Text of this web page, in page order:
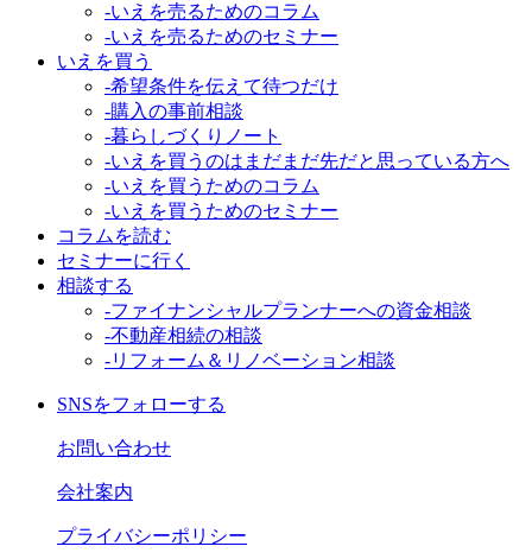
-いえを売るためのコラム
-いえを売るためのセミナー
いえを買う
-希望条件を伝えて待つだけ
-購入の事前相談
-暮らしづくりノート
-いえを買うのはまだまだ先だと思っている方へ
-いえを買うためのコラム
-いえを買うためのセミナー
コラムを読む
セミナーに行く
相談する
-ファイナンシャルプランナーへの資金相談
-不動産相続の相談
-リフォーム＆リノベーション相談
SNSをフォローする
お問い合わせ
会社案内
プライバシーポリシー